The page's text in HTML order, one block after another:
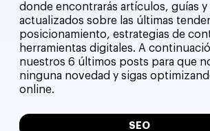
donde encontrarás artículos, guías y
actualizados sobre las últimas
posicionamiento, estrategias de
herramientas digitales. A
nuestros 6 últimos posts para que
ninguna novedad y sigas
online.
SEO